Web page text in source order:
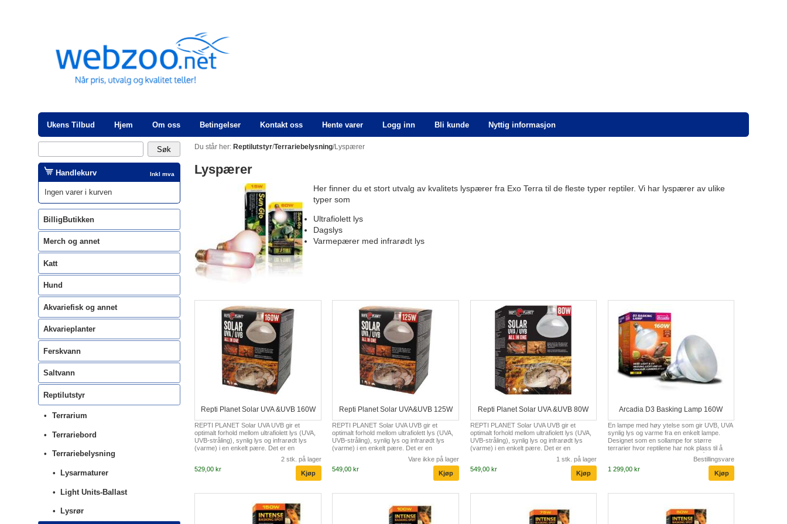
Ukens Tilbud Hjem Om oss Betingelser Kontakt oss Hente varer Logg inn Bli kunde Nyttig informasjon
Du står her: Reptilutstyr/Terrariebelysning/Lyspærer
Lyspærer
Her finner du et stort utvalg av kvalitets lyspærer fra Exo Terra til de fleste typer reptiler. Vi har lyspærer av ulike
typer som
Ultrafiolett lys
Dagslys
Varmepærer med infrarødt lys
Repti Planet Solar UVA &UVB 160W
REPTI PLANET Solar UVA UVB gir et
optimalt forhold mellom ultrafiolett lys (UVA,
UVB-stråling), synlig lys og infrarødt lys
(varme) i en enkelt pære. Det er en
fullspektret lampe som fremmer fysiologiske
prosesser som aktivitet, matinntak og
reproduksjon. Takket være produksjonen av
vitamin D3, er kalsiumabsorpsjonen
av terrariumdyr.
2 stk. på lager
529,00 kr
Repti Planet Solar UVA&UVB 125W
REPTI PLANET Solar UVA UVB gir et
optimalt forhold mellom ultrafiolett lys (UVA,
UVB-stråling), synlig lys og infrarødt lys
(varme) i en enkelt pære. Det er en
fullspektret lampe som fremmer fysiologiske
prosesser som aktivitet, matinntak og
reproduksjon. Takket være produksjonen av
vitamin D3, er kalsiumabsorpsjonen
av terrariumdyr.
Vare ikke på lager
549,00 kr
Repti Planet Solar UVA &UVB 80W
REPTI PLANET Solar UVA UVB gir et
optimalt forhold mellom ultrafiolett lys (UVA,
UVB-stråling), synlig lys og infrarødt lys
(varme) i en enkelt pære. Det er en
fullspektret lampe som fremmer fysiologiske
prosesser som aktivitet, matinntak og
reproduksjon. Takket være produksjonen av
vitamin D3, er kalsiumabsorpsjonen
av terrariumdyr.
1 stk. på lager
549,00 kr
Arcadia D3 Basking Lamp 160W
En lampe med høy ytelse som gir UVB, UVA
synlig lys og varme fra en enkelt lampe.
Designet som en sollampe for større
terrarier hvor reptilene har nok plass til å
bevege seg inn og ut av lyset for å regulere
temperaturen. • 50 graders vinkel på
strålene gir en stor overflate med sol •
Gjennomsnittlig levetid på 6000 timer • Ingen
Bestillingsvare
1 299,00 kr
Inkl mva
Handlekurv
Ingen varer i kurven
BilligButikken
Merch og annet
Katt
Hund
Akvariefisk og annet
Akvarieplanter
Ferskvann
Saltvann
Reptilutstyr
Terrarium
Terrariebord
Terrariebelysning
Lysarmaturer
Light Units-Ballast
Lysrør